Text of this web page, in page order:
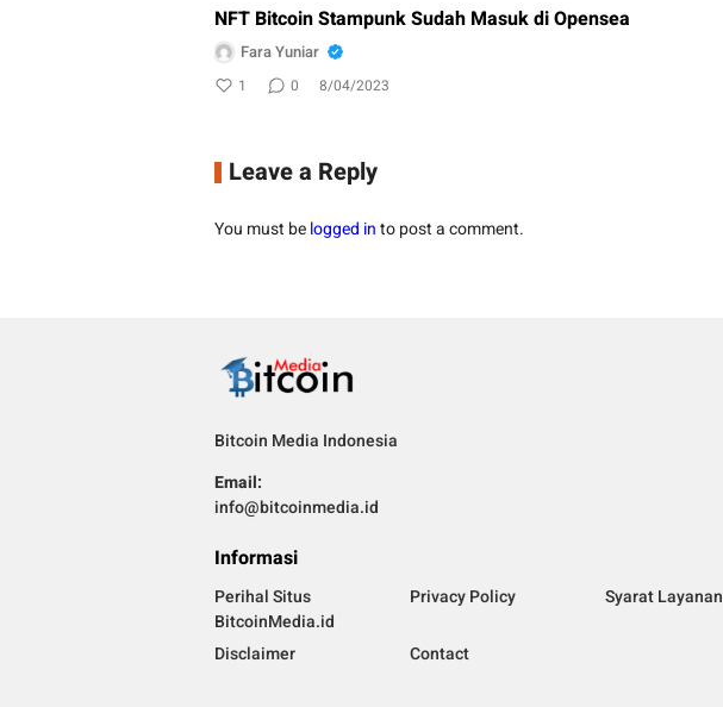
NFT Bitcoin Stampunk Sudah Masuk di Opensea
Fara Yuniar
1 0 8/04/2023
Leave a Reply
You must belogged into post a comment.
Bitcoin Media Indonesia
Email:
info@bitcoinmedia.id
Informasi
Perihal Situs
BitcoinMedia.id
Privacy Policy Syarat Layanan
Disclaimer Contact